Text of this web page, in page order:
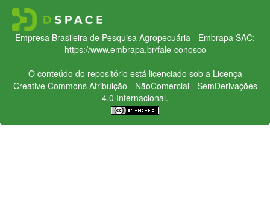
Empresa Brasileira de Pesquisa Agropecuária - Embrapa SAC:
https://www.embrapa.br/fale-conosco
O conteúdo do repositório está licenciado sob a Licença
Creative CommonsAtribuição - NãoComercial - SemDerivações
4.0 Internacional.